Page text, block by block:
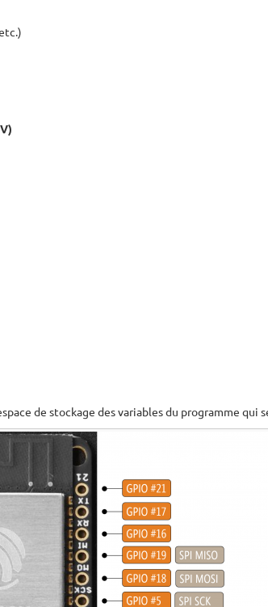
de stockage des variables du programme qui